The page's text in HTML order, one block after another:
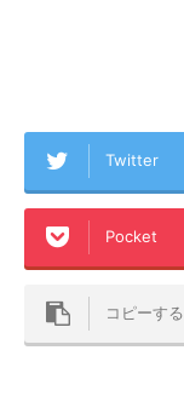
Twitter
Pocket
コピーする